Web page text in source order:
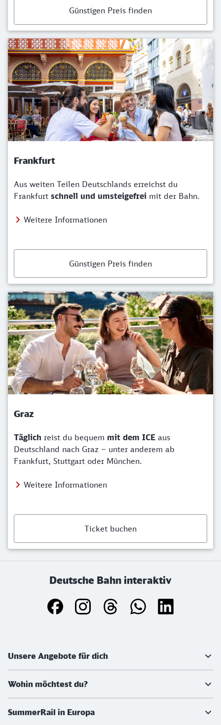
Günstigen Preis finden
Frankfurt
Aus weiten Teilen Deutschlands erreichst du
Frankfurt schnell und umsteigefrei mit der Bahn.
Weitere Informationen
Günstigen Preis finden
Graz
Täglich reist du bequem mit dem ICE aus
Deutschland nach Graz – unter anderem ab
Frankfurt, Stuttgart oder München.
Weitere Informationen
Ticket buchen
Deutsche Bahn interaktiv
Unsere Angebote für dich
Wohin möchtest du?
SummerRail in Europa